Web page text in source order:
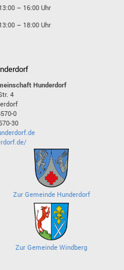
13:00 – 16:00 Uhr
13:00 – 18:00 Uhr
Hunderdorf
4
0
30
Zur Gemeinde Hunderdorf
Zur Gemeinde Windberg